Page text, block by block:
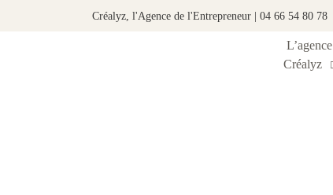
Créalyz, l'Agence de l'Entrepreneur | 04 66 54 80 78
L’agence
Créalyz